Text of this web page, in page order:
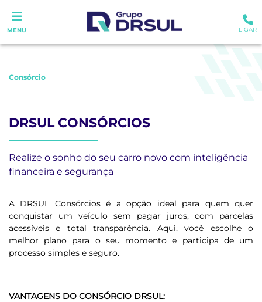
MENU LIGAR
Consórcio
DRSUL CONSÓRCIOS
Realize o sonho do seu carro novo com inteligência
financeira e segurança
A DRSUL Consórcios é a opção ideal para quem quer
conquistar um veículo sem pagar juros, com parcelas
acessíveis e total transparência. Aqui, você escolhe o
melhor plano para o seu momento e participa de um
processo simples e seguro.
VANTAGENS DO CONSÓRCIO DRSUL: